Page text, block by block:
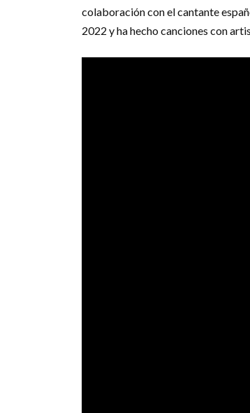
colaboración con el cantante
2022 y ha hecho canciones con